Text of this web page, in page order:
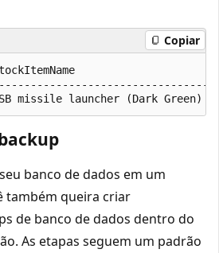
Copiar
banco de dados em um
também queira criar
de banco de dados dentro do
As etapas seguem um padrão